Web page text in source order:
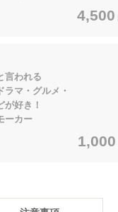
4,500
われる
・グルメ・
き！
カー
1,000